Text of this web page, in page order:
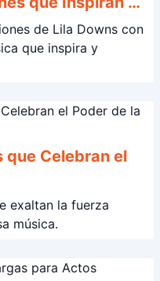
de Lila Downs con
que Celebran el
exaltan la fuerza
música.